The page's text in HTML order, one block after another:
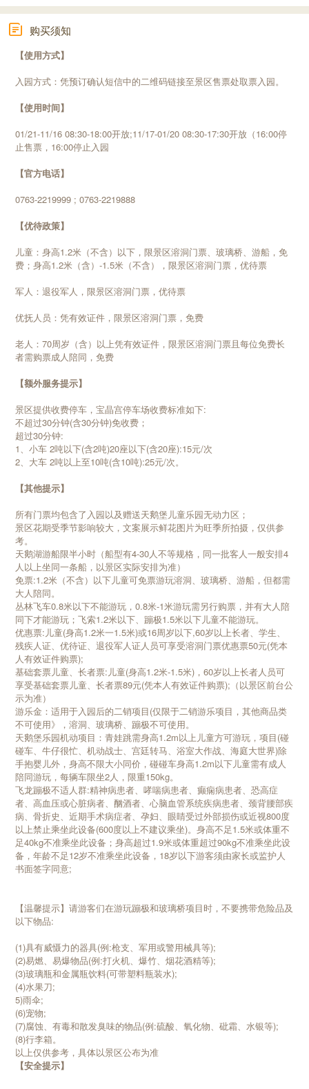
购买须知
【使用方式】
入园方式：凭预订确认短信中的二维码链接至景区售票处取票入园。
【使用时间】
01/21-11/16 08:30-18:00开放;11/17-01/20 08:30-17:30开放（16:00停
止售票，16:00停止入园
【官方电话】
0763-2219999 ; 0763-2219888
【优待政策】
儿童：身高1.2米（不含）以下，限景区溶洞门票、玻璃桥、游船，免
费；身高1.2米（含）-1.5米（不含），限景区溶洞门票，优待票
军人：退役军人，限景区溶洞门票，优待票
优抚人员：凭有效证件，限景区溶洞门票，免费
老人：70周岁（含）以上凭有效证件，限景区溶洞门票且每位免费长
者需购票成人陪同，免费
【额外服务提示】
景区提供收费停车，宝晶宫停车场收费标准如下:
不超过30分钟(含30分钟)免收费；
超过30分钟:
1、小车 2吨以下(含2吨)20座以下(含20座):15元/次
2、大车 2吨以上至10吨(含10吨):25元/次。
【其他提示】
所有门票均包含了入园以及赠送天鹅堡儿童乐园无动力区；
景区花期受季节影响较大，文案展示鲜花图片为旺季所拍摄，仅供参
考。
天鹅湖游船限半小时（船型有4-30人不等规格，同一批客人一般安排4
人以上坐同一条船，以景区实际安排为准）
免票:1.2米（不含）以下儿童可免票游玩溶洞、玻璃桥、游船，但都需
大人陪同。
丛林飞车0.8米以下不能游玩，0.8米-1米游玩需另行购票，并有大人陪
同下才能游玩；飞索1.2米以下、蹦极1.5米以下儿童不能游玩。
优惠票:儿童(身高1.2米一1.5米)或16周岁以下,60岁以上长者、学生、
残疾人证、优待证、退役军人证人员可享受溶洞门票优惠票50元(凭本
人有效证件购票);
基础套票儿童、长者票:儿童(身高1.2米-1.5米)，60岁以上长者人员可
享受基础套票儿童、长者票89元(凭本人有效证件购票);（以景区前台公
示为准）
游乐金：适用于入园后的二销项目(仅限于二销游乐项目，其他商品类
不可使用》，溶洞、玻璃桥、蹦极不可使用。
天鹅堡乐园机动项目：青娃跳需身高1.2m以上儿童方可游玩，项目(碰
碰车、牛仔很忙、机动战士、宫廷转马、浴室大作战、海庭大世界)除
手抱婴儿外，身高不限大小同价，碰碰车身高1.2m以下儿童需有成人
陪同游玩，每辆车限坐2人，限重150kg。
飞龙蹦极不适人群:精神病患者、哮喘病患者、癫痫病患者、恐高症
者、高血压或心脏病者、酗酒者、心脑血管系统疾病患者、颈背腰部疾
病、骨折史、近期手术病症者、孕妇、眼睛受过外部损伤或近视800度
以上禁止乘坐此设备(600度以上不建议乘坐)。身高不足1.5米或体重不
足40kg不准乘坐此设备；身高超过1.9米或体重超过90kg不准乘坐此设
备，年龄不足12岁不准乘坐此设备，18岁以下游客须由家长或监护人
书面签字同意;
【温馨提示】请游客们在游玩蹦极和玻璃桥项目时，不要携带危险品及
以下物品:
(1)具有威慑力的器具(例:枪支、军用或警用械具等);
(2)易燃、易爆物品(例:打火机、爆竹、烟花酒精等);
(3)玻璃瓶和金属瓶饮料(可带塑料瓶装水);
(4)水果刀;
5)雨伞;
(6)宠物;
(7)腐蚀、有毒和散发臭味的物品(例:硫酸、氧化物、砒霜、水银等);
(8)行李箱。
以上仅供参考，具体以景区公布为准
【安全提示】